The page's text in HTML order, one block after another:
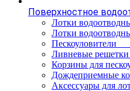
Поверхностное
Лотки
Лотки
Пескоуловители
Ливневые решетки
Корзины для
Дождеприемные
Аксессуары для